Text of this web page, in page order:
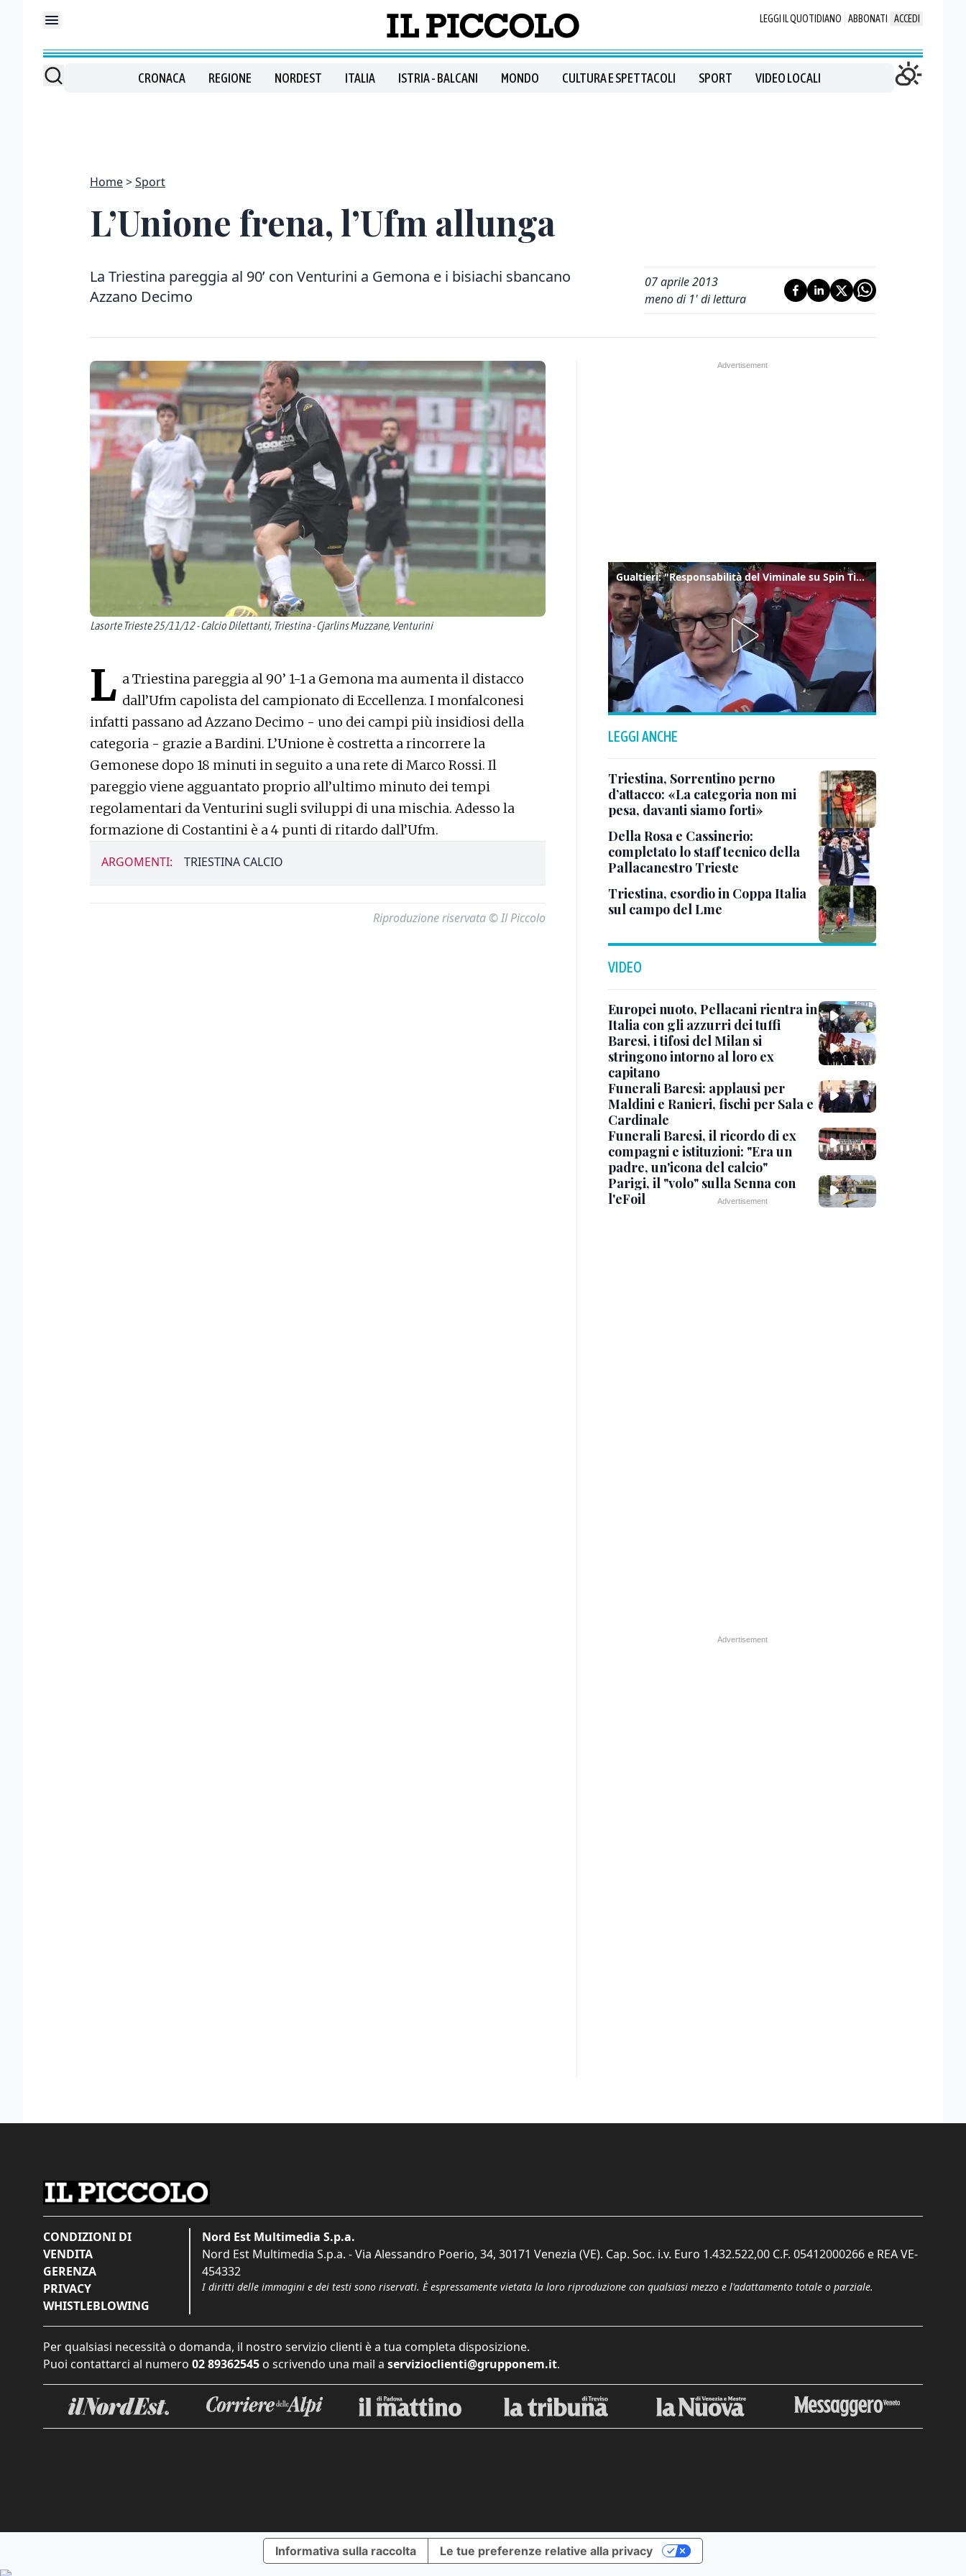
LEGGI IL QUOTIDIANO ABBONATI ACCEDI
CRONACA REGIONE NORDEST ITALIA ISTRIA - BALCANI MONDO CULTURA E SPETTACOLI SPORT VIDEO LOCALI
Home Sport
L’Unione frena, l’Ufm allunga
La Triestina pareggia al 90’ con Venturini a Gemona e i bisiachi sbancano
Azzano Decimo
07 aprile 2013
meno di 1' di lettura
Lasorte Trieste 25/11/12 - Calcio Dilettanti, Triestina - Cjarlins Muzzane, Venturini
L a Triestina pareggia al 90’ 1-1 a Gemona ma aumenta il distacco
dall’Ufm capolista del campionato di Eccellenza. I monfalconesi
infatti passano ad Azzano Decimo - uno dei campi più insidiosi della
categoria - grazie a Bardini. L’Unione è costretta a rincorrere la
Gemonese dopo 18 minuti in seguito a una rete di Marco Rossi. Il
pareggio viene agguantato proprio all’ultimo minuto dei tempi
regolamentari da Venturini sugli sviluppi di una mischia. Adesso la
formazione di Costantini è a 4 punti di ritardo dall’Ufm.
ARGOMENTI: TRIESTINA CALCIO
Riproduzione riservata © Il Piccolo
Gualtieri: "Responsabilità del Viminale su Spin Time? La posizione dei partiti è nota"
LEGGI ANCHE
Triestina, Sorrentino perno
d’attacco: «La categoria non mi
pesa, davanti siamo forti»
Della Rosa e Cassinerio:
completato lo staff tecnico della
Pallacanestro Trieste
Triestina, esordio in Coppa Italia
sul campo del Lme
VIDEO
Europei nuoto, Pellacani rientra in
Italia con gli azzurri dei tuffi
Baresi, i tifosi del Milan si
stringono intorno al loro ex
capitano
Funerali Baresi: applausi per
Maldini e Ranieri, fischi per Sala e
Cardinale
Funerali Baresi, il ricordo di ex
compagni e istituzioni: "Era un
padre, un'icona del calcio"
Parigi, il "volo" sulla Senna con
l'eFoil
CONDIZIONI DI
VENDITA
GERENZA
PRIVACY
WHISTLEBLOWING
Nord Est Multimedia S.p.a.
Nord Est Multimedia S.p.a. - Via Alessandro Poerio, 34, 30171 Venezia (VE). Cap. Soc. i.v. Euro 1.432.522,00 C.F. 05412000266 e REA VE-
454332
I diritti delle immagini e dei testi sono riservati. È espressamente vietata la loro riproduzione con qualsiasi mezzo e l'adattamento totale o parziale.
Per qualsiasi necessità o domanda, il nostro servizio clienti è a tua completa disposizione.
Puoi contattarci al numero 02 89362545 o scrivendo una mail a servizioclienti@grupponem.it.
Informativa sulla raccolta Le tue preferenze relative alla privacy